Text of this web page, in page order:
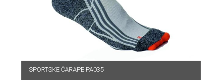
SPORTSKE ČARAPE PA035